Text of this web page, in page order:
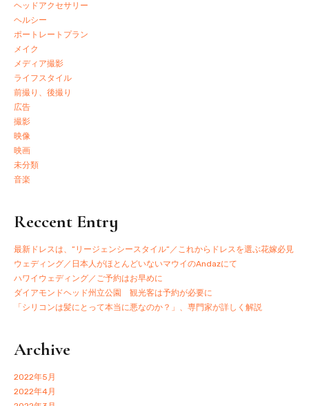
ヘッドアクセサリー
ヘルシー
ポートレートプラン
メイク
メディア撮影
ライフスタイル
前撮り、後撮り
広告
撮影
映像
映画
未分類
音楽
Reccent Entry
最新ドレスは、”リージェンシースタイル”／これからドレスを選ぶ花嫁必見
ウェディング／日本人がほとんどいないマウイのAndazにて
ハワイウェディング／ご予約はお早めに
ダイアモンドヘッド州立公園 観光客は予約が必要に
「シリコンは髪にとって本当に悪なのか？」、専門家が詳しく解説
Archive
2022年5月
2022年4月